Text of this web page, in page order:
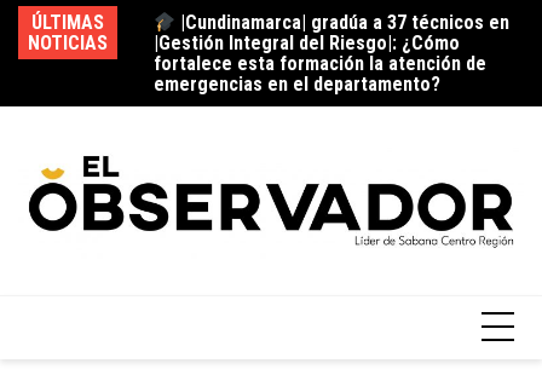
ÚLTIMAS
NOTICIAS
|Gestión Integral del Riesgo|: ¿Cómo
fortalece esta formación la atención de
emergencias en el departamento?
La estación del ‘pan’